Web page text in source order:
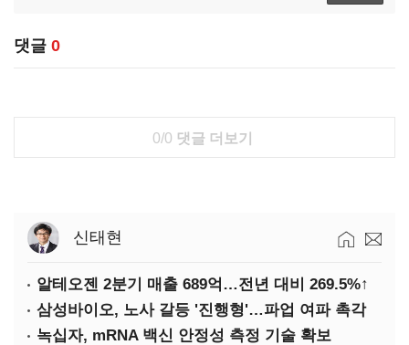
댓글 0
0/0 댓글 더보기
신태현
알테오젠 2분기 매출 689억…전년 대비 269.5%↑
삼성바이오, 노사 갈등 '진행형'…파업 여파 촉각
녹십자, mRNA 백신 안정성 측정 기술 확보